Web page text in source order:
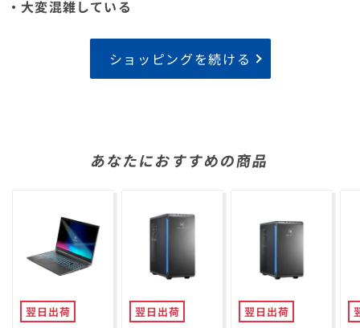
・大変混雑している
ショッピングを続ける
あなたにおすすめの商品
翌日出荷 翌日出荷 翌日出荷